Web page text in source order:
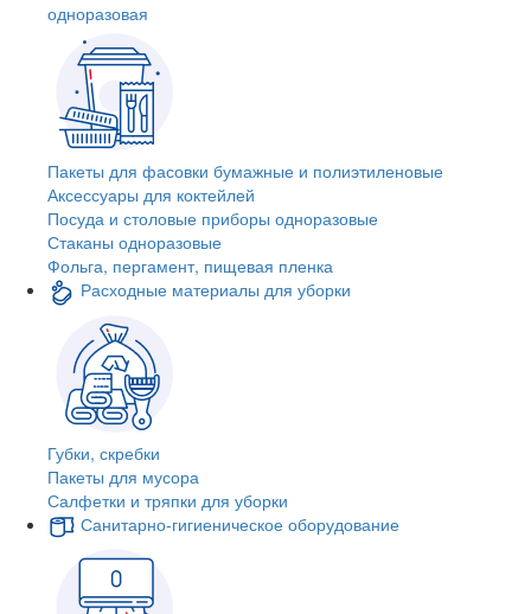
одноразовая
Пакеты для фасовки бумажные и полиэтиленовые
Аксессуары для коктейлей
Посуда и столовые приборы одноразовые
Стаканы одноразовые
Фольга, пергамент, пищевая пленка
Расходные материалы для уборки
Губки, скребки
Пакеты для мусора
Салфетки и тряпки для уборки
Санитарно-гигиеническое оборудование